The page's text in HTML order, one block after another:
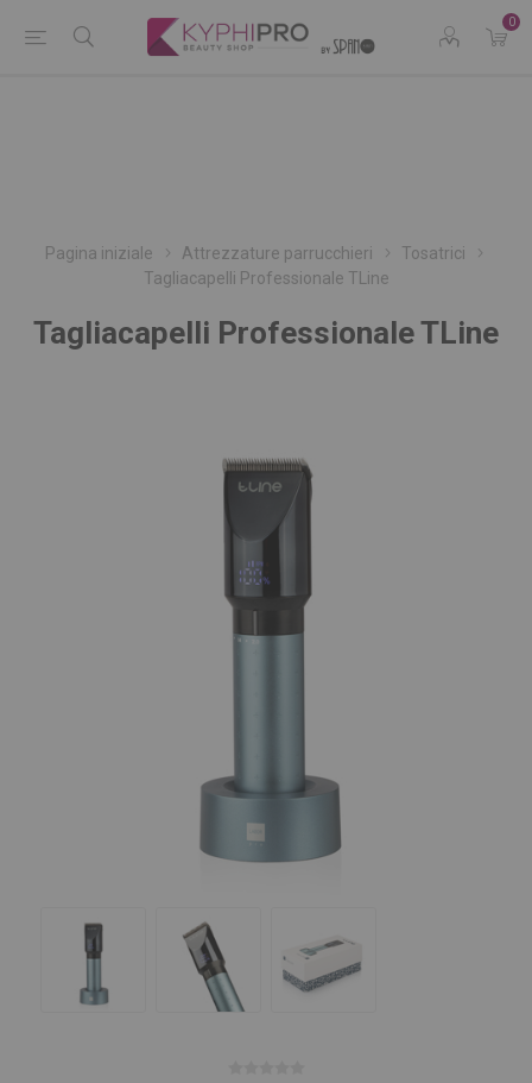
0
Pagina iniziale Attrezzature parrucchieri
Tosatrici
Tagliacapelli Professionale TLine
Tagliacapelli Professionale TLine